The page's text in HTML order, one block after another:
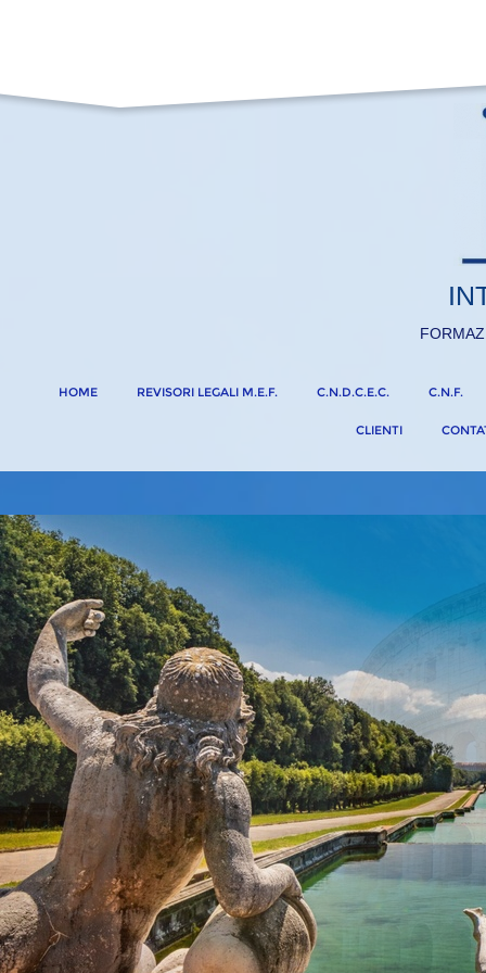
HOME REVISORI LEGALI M.E.F. C.N.D.C.E.C. C.N.F.
CLIENTI